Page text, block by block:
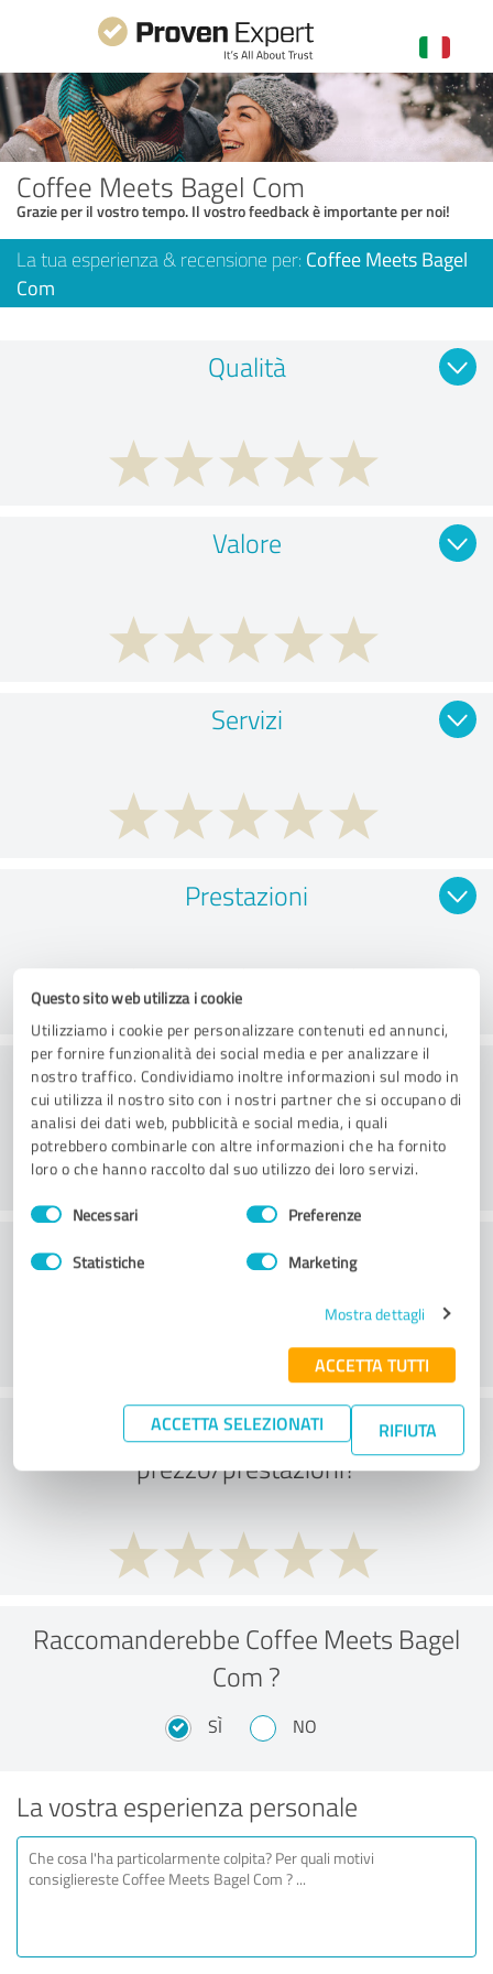
Questo sito web utilizza i cookie
Utilizziamo i cookie per personalizzare contenuti ed annunci,
per fornire funzionalità dei social media e per analizzare il
nostro traffico. Condividiamo inoltre informazioni sul modo in
cui utilizza il nostro sito con i nostri partner che si occupano di
analisi dei dati web, pubblicità e social media, i quali
potrebbero combinarle con altre informazioni che ha fornito
loro o che hanno raccolto dal suo utilizzo dei loro servizi.
Selezione
del
Necessari Preferenze
Statistiche Marketing
Mostra dettagli
ACCETTA TUTTI
ACCETTA SELEZIONATI RIFIUTA
Coffee Meets Bagel Com
Grazie per il vostro tempo. Il vostro feedback è importante per noi!
La tua esperienza & recensione per: Coffee Meets Bagel
Com
Qualità
Valore
Servizi
Prestazioni
Consulenza
Servizio clienti
Cosa ne pensate del rapporto
prezzo/prestazioni?
Raccomanderebbe Coffee Meets Bagel
Com ?
SÌ NO
La vostra esperienza personale